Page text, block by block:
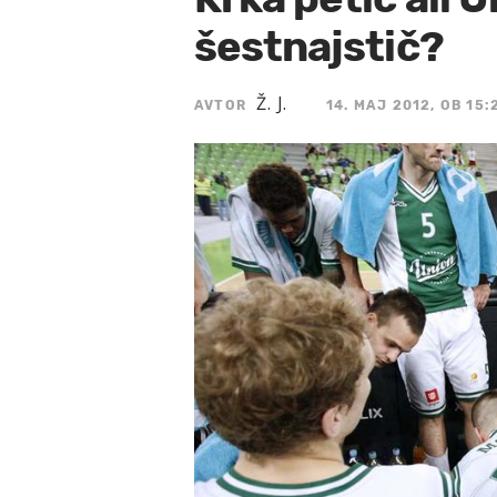
šestnajstič?
AVTOR Ž. J. 14. MAJ 2012, OB